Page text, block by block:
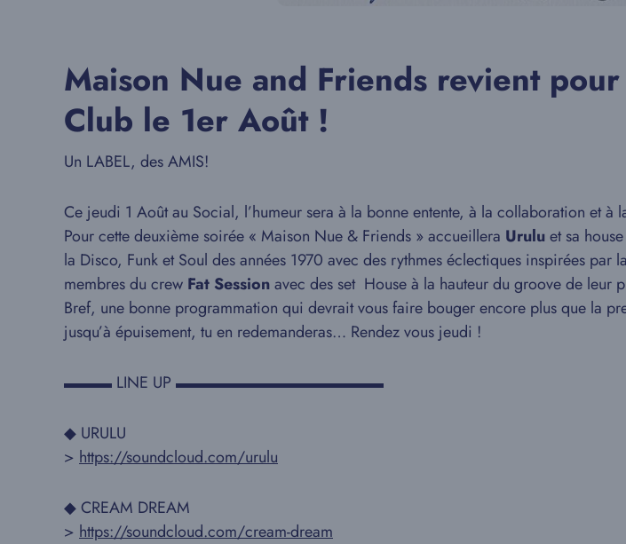
Maison Nue and Friends revient
Club le 1er Août !
Un LABEL, des AMIS!
Ce jeudi 1 Août au Social, l’humeur sera à la bonne entente, à la collaboration et à
Pour cette deuxième soirée « Maison Nue & Friends » accueillera Uruluet sa
la Disco, Funk et Soul des années 1970 avec des rythmes éclectiques inspirées par
membres du crew Fat Sessionavec des set House à la hauteur du groove de leur
Bref, une bonne programmation qui devrait vous faire bouger encore plus que la
jusqu’à épuisement, tu en redemanderas… Rendez vous jeudi !
▬▬▬ LINE UP ▬▬▬▬▬▬▬▬▬▬▬▬▬
◆ URULU
> https://soundcloud.com/urulu
◆ CREAM DREAM
> https://soundcloud.com/cream-dream